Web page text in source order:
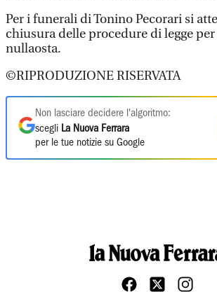
Per i funerali di Tonino Pecorari si
chiusura delle procedure di legge
nullaosta.
©RIPRODUZIONE RISERVATA
Non lasciare decidere l'algoritmo:
scegli La Nuova Ferrara
per le tue notizie su Google